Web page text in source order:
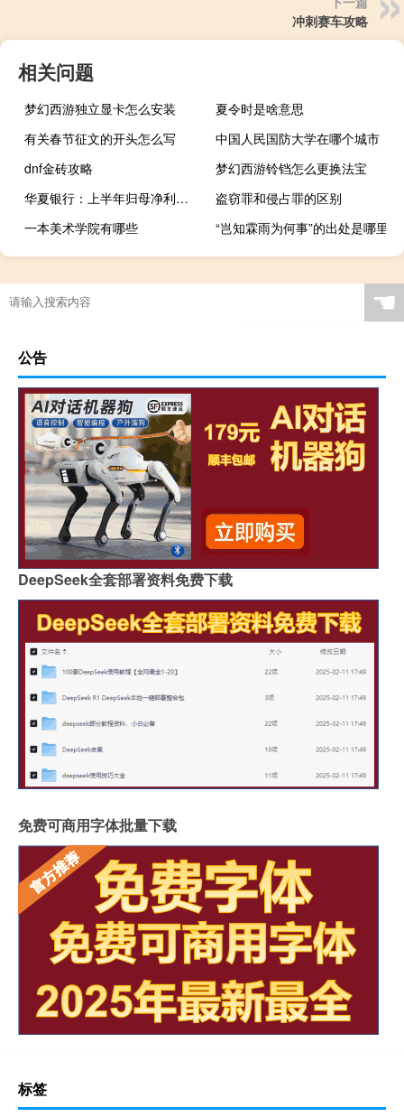
冲刺赛车攻略
相关问题
梦幻西游独立显卡怎么安装
夏令时是啥意思
有关春节征文的开头怎么写
中国人民国防大学在哪个城市
dnf金砖攻略
梦幻西游铃铛怎么更换法宝
华夏银行：上半年归母净利润121.14亿元同比增长5.07%不良贷款率降至1.72%
盗窃罪和侵占罪的区别
一本美术学院有哪些
“岂知霖雨为何事”的出处是哪里
☚
公告
DeepSeek全套部署资料免费下载
免费可商用字体批量下载
标签